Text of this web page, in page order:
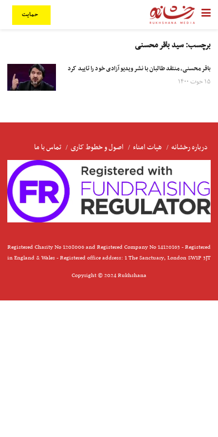
حمایت
برچسب:سید باقر محسنی
باقر محسنی، منتقد طالبان با نشر ویدیو آزادی خود را تایید کرد
۱۵ حوت ۱۴۰۰
درباره رخشانه هیات امناء اصول و خطوط کاری تماس با ما
Registered Charity No 1208006 and Registered Company No 14120163 - Registered
in England & Wales - Registered office address: 1 The Sanctuary, London SW1P 3JT
Copyright © 2024 Rukhshana